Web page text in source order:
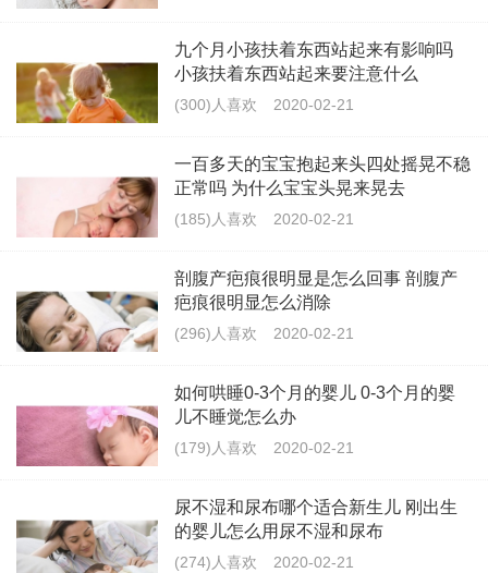
九个月小孩扶着东西站起来有影响吗
小孩扶着东西站起来要注意什么
(300)人喜欢 2020-02-21
一百多天的宝宝抱起来头四处摇晃不稳
正常吗 为什么宝宝头晃来晃去
(185)人喜欢 2020-02-21
剖腹产疤痕很明显是怎么回事 剖腹产
疤痕很明显怎么消除
(296)人喜欢 2020-02-21
如何哄睡0-3个月的婴儿 0-3个月的婴
儿不睡觉怎么办
(179)人喜欢 2020-02-21
尿不湿和尿布哪个适合新生儿 刚出生
的婴儿怎么用尿不湿和尿布
(274)人喜欢 2020-02-21